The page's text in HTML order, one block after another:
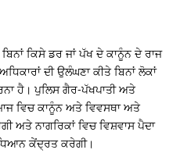
ਕਿਸੇ ਡਰ ਜਾਂ ਪੱਖ ਦੇ ਕਾਨੂੰਨ ਦੇ ਰਾਜ
ਦੀ ਉਲੰਘਣਾ ਕੀਤੇ ਬਿਨਾਂ ਲੋਕਾਂ
ਹੈ। ਪੁਲਿਸ ਗੈਰ-ਪੱਖਪਾਤੀ ਅਤੇ
ਵਿਚ ਕਾਨੂੰਨ ਅਤੇ ਵਿਵਸਥਾ ਅਤੇ
ਅਤੇ ਨਾਗਰਿਕਾਂ ਵਿਚ ਵਿਸ਼ਵਾਸ ਪੈਦਾ
ਕੇਂਦ੍ਰਤ ਕਰੇਗੀ।